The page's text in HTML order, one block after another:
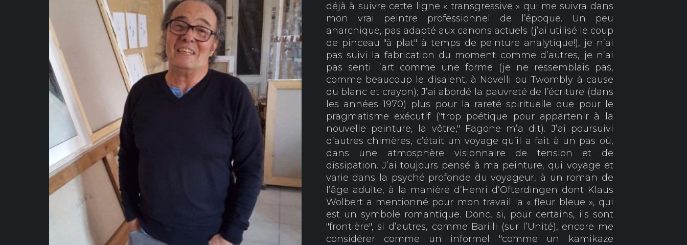
déjà à suivre cette ligne « transgressive » qui me suivra dans
mon vrai peintre professionnel de l’époque. Un peu
anarchique, pas adapté aux canons actuels (j’ai utilisé le coup
de pinceau "à plat" à temps de peinture analytique!), je n’ai
pas suivi la fabrication du moment comme d’autres, je n’ai
pas senti l’art comme une forme (je ne ressemblais pas,
comme beaucoup le disaient, à Novelli ou Twombly à cause
du blanc et crayon); J’ai abordé la pauvreté de l’écriture (dans
les années 1970) plus pour la rareté spirituelle que pour le
pragmatisme exécutif ("trop poétique pour appartenir à la
nouvelle peinture, la vôtre," Fagone m’a dit). J’ai poursuivi
d’autres chimères, c’était un voyage qu’il a fait à un pas où,
dans une atmosphère visionnaire de tension et de
dissipation. J’ai toujours pensé à ma peinture, qui voyage et
varie dans la psyché profonde du voyageur, à un roman de
l’âge adulte, à la manière d’Henri d’Ofterdingen dont Klaus
Wolbert a mentionné pour mon travail la « fleur bleue », qui
est un symbole romantique. Donc, si, pour certains, ils sont
"frontière", si d’autres, comme Barilli (sur l’Unité), encore me
considérer comme un informel "comme un kamikaze